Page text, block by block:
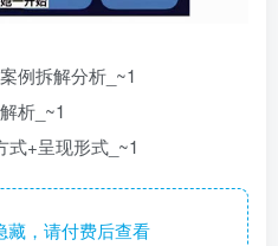
例拆解分析_~1
析_~1
式+呈现形式_~1
，请付费后查看